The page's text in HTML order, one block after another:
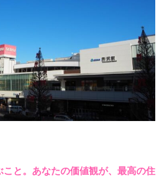
と。あなたの価値観が、最高の住